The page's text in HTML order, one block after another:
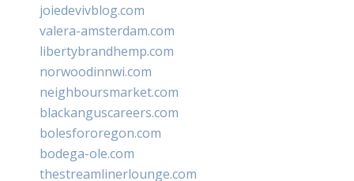
joiedevivblog.com
valera-amsterdam.com
libertybrandhemp.com
norwoodinnwi.com
neighboursmarket.com
blackanguscareers.com
bolesfororegon.com
bodega-ole.com
thestreamlinerlounge.com